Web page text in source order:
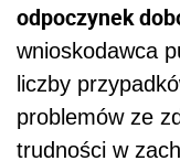
odpoczynek
wnioskodawca
liczby
problemów ze
trudności w